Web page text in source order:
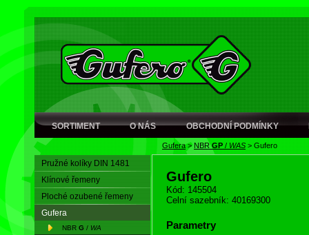
SORTIMENT O NÁS OBCHODNÍ PODMÍNKY
Gufera> NBRGP / WAS > Gufero
Pružné kolíky DIN 1481
Klínové řemeny
Ploché ozubené řemeny
Gufera
NBR G / WA
Gufero
Kód: 145504
Celní sazebník: 40169300
Parametry